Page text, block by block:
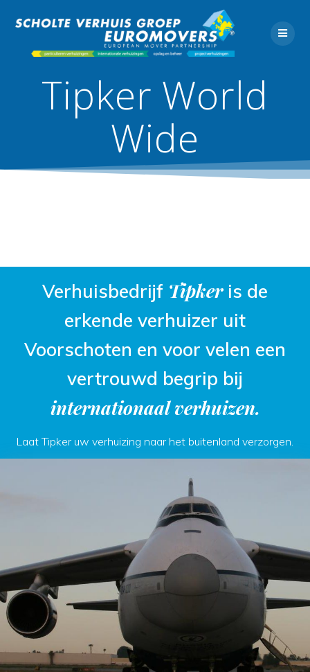
naar
de
inhoud
Tipker World
Wide
Verhuisbedrijf Tipkeris de
erkende verhuizer uit
Voorschoten en voor velen een
vertrouwd begrip bij
internationaal verhuizen.
Laat Tipker uw verhuizing naar het buitenland verzorgen.